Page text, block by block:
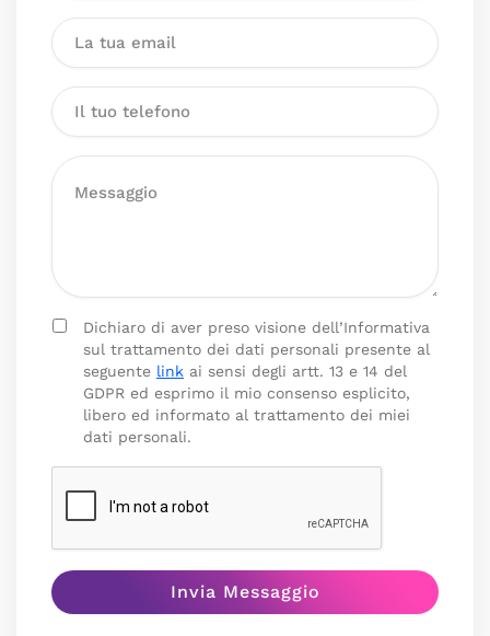
Dichiaro di aver preso visione dell’Informativa
sul trattamento dei dati personali presente al
seguente link ai sensi degli artt. 13 e 14 del
GDPR ed esprimo il mio consenso esplicito,
libero ed informato al trattamento dei miei
dati personali.